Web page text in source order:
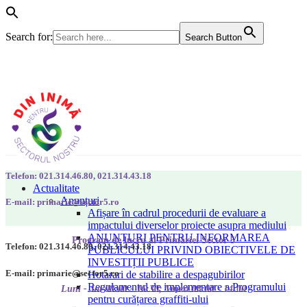
Search for: Search Button
Actualitate
Anunțuri
Afișare în cadrul procedurii de evaluare a
impactului diverselor proiecte asupra mediului
ANUNȚURI PENTRU INFORMAREA
PUBLICULUI PRIVIND OBIECTIVELE DE
INVESTIȚII PUBLICE
Hotarari de stabilire a despagubirilor
Regulamentul de implementare a Programului
pentru curățarea graffiti-ului
Telefon: 021.314.46.80, 021.314.43.18
E-mail: primarie@sector5.ro
Program de lucru al Primăriei Sector 5
Luni - Joi 08:00 - 16:30; Vineri 08:00 - 14:00
Telefon: 021.314.46.80, 021.314.43.18
E-mail: primarie@sector5.ro